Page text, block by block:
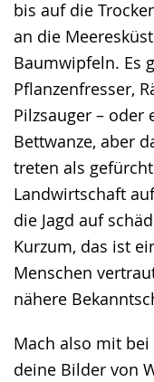
bis auf die
an die
Baumwipfeln. Es
Pflanzenfresser,
Pilzsauger – oder
Bettwanze, aber
treten als
Landwirtschaft
die Jagd auf
Kurzum, das ist
Menschen
nähere
Mach also mit
deine Bilder von